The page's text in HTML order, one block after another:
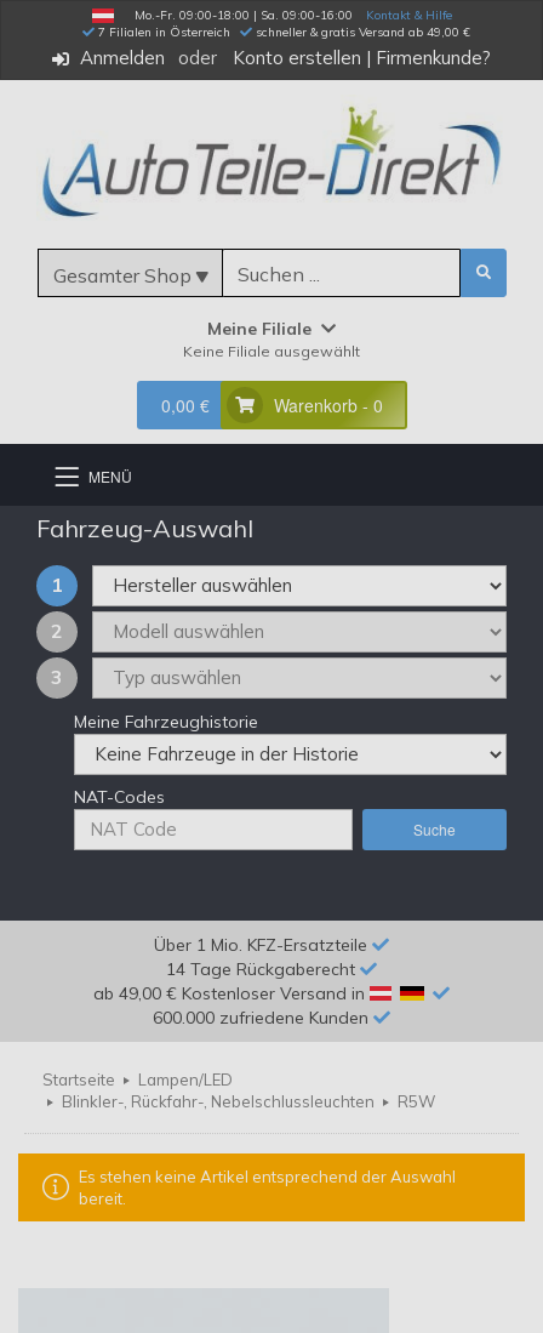
Mo.-Fr. 09:00-18:00 | Sa. 09:00-16:00
Kontakt & Hilfe
7 Filialen in Österreich
schneller & gratis Versand ab 49,00 €
Anmelden Konto erstellen | Firmenkunde?
Gesamter Shop
Meine Filiale
Keine Filiale ausgewählt
0,00 € Warenkorb - 0
MENÜ
Fahrzeug-Auswahl
1
2
3
Meine Fahrzeughistorie
NAT-Codes
Suche
Über 1 Mio. KFZ-Ersatzteile
14 Tage Rückgaberecht
ab 49,00 € Kostenloser Versand in
600.000 zufriedene Kunden
Startseite
Lampen/LED
Blinkler-, Rückfahr-, Nebelschlussleuchten
R5W
Es stehen keine Artikel entsprechend der Auswahl
bereit.